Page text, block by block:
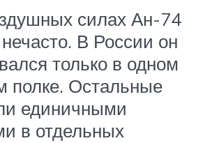
силах Ан-74
В России он
только в одном
полке. Остальные
единичными
в отдельных